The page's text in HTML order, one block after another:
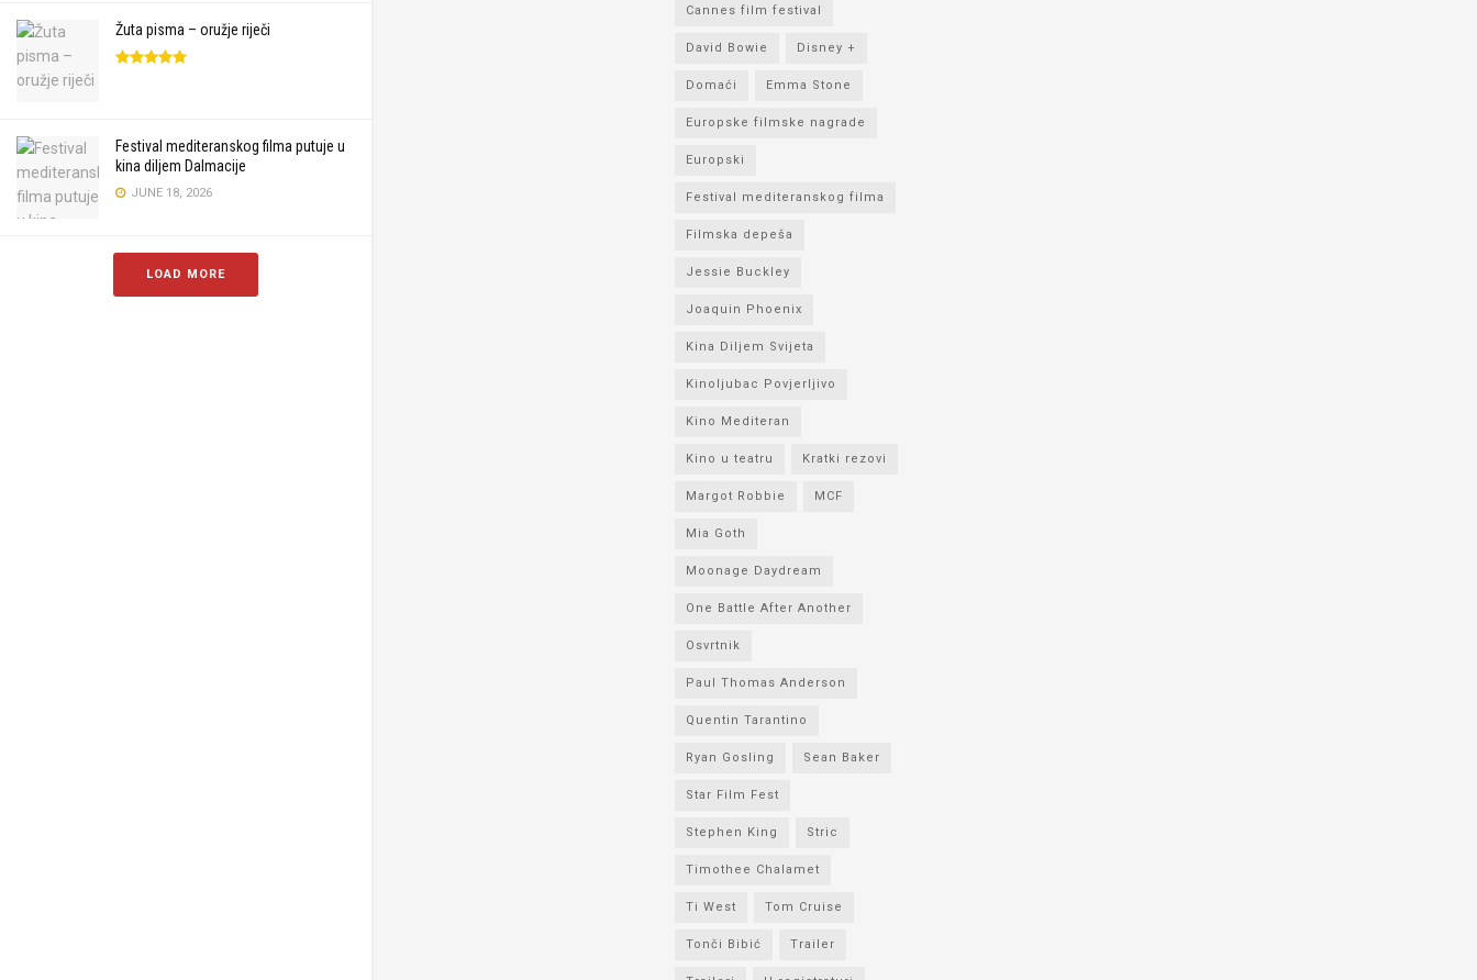
Žuta pisma – oružje riječi
Festival mediteranskog filma putuje u
kina diljem Dalmacije
JUNE 18, 2026
LOAD MORE
Cannes film festival
David Bowie Disney +
Domaći Emma Stone
Europske filmske nagrade
Europski
Festival mediteranskog filma
Filmska depeša
Jessie Buckley
Joaquin Phoenix
Kina Diljem Svijeta
Kinoljubac Povjerljivo
Kino Mediteran
Kino u teatru Kratki rezovi
Margot Robbie MCF
Mia Goth
Moonage Daydream
One Battle After Another
Osvrtnik
Paul Thomas Anderson
Quentin Tarantino
Ryan Gosling Sean Baker
Star Film Fest
Stephen King Stric
Timothee Chalamet
Ti West Tom Cruise
Tonči Bibić Trailer